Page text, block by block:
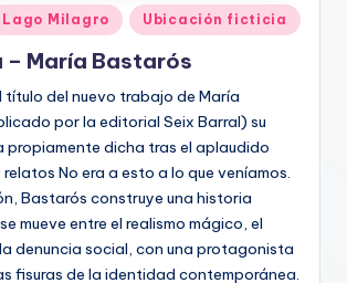
Lago Milagro Ubicación ficticia
María Bastarós
título del nuevo trabajo de María
por la editorial Seix Barral) su
propiamente dicha tras el aplaudido
No era a esto a lo que veníamos.
Bastarós construye una historia
mueve entre el realismo mágico, el
denuncia social, con una protagonista
fisuras de la identidad contemporánea.